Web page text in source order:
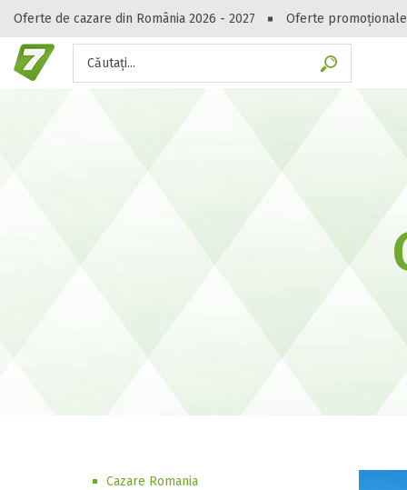
Oferte de cazare din România 2026 - 2027 Oferte
Căutați... Gasești
Cazare Romania